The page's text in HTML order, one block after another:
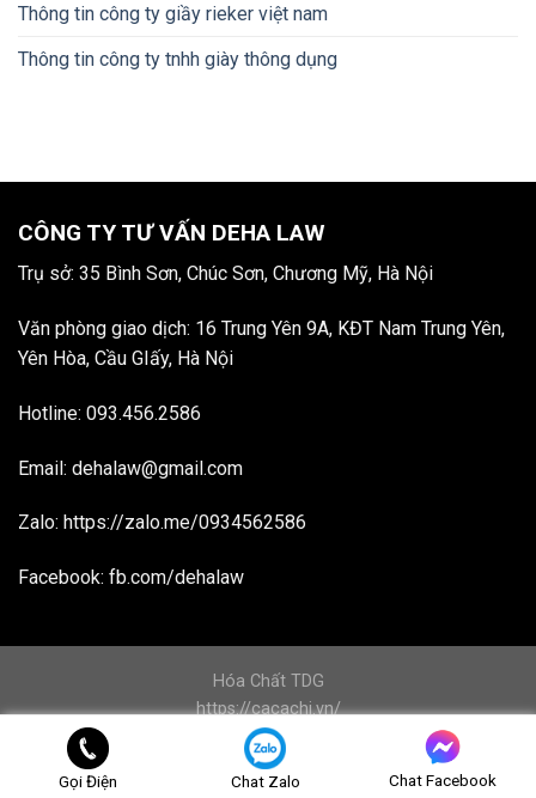
Thông tin công ty giầy rieker việt nam
Thông tin công ty tnhh giày thông dụng
CÔNG TY TƯ VẤN DEHA LAW
Trụ sở: 35 Bình Sơn, Chúc Sơn, Chương Mỹ, Hà Nội
Văn phòng giao dịch: 16 Trung Yên 9A, KĐT Nam Trung Yên,
Yên Hòa, Cầu GIấy, Hà Nội
Hotline: 093.456.2586
Email: dehalaw@gmail.com
Zalo: https://zalo.me/0934562586
Facebook: fb.com/dehalaw
Hóa Chất TDG
https://cacachi.vn/
dvdn247.net
Copyright 2026 ©
Gọi Điện Chat Zalo Chat Facebook